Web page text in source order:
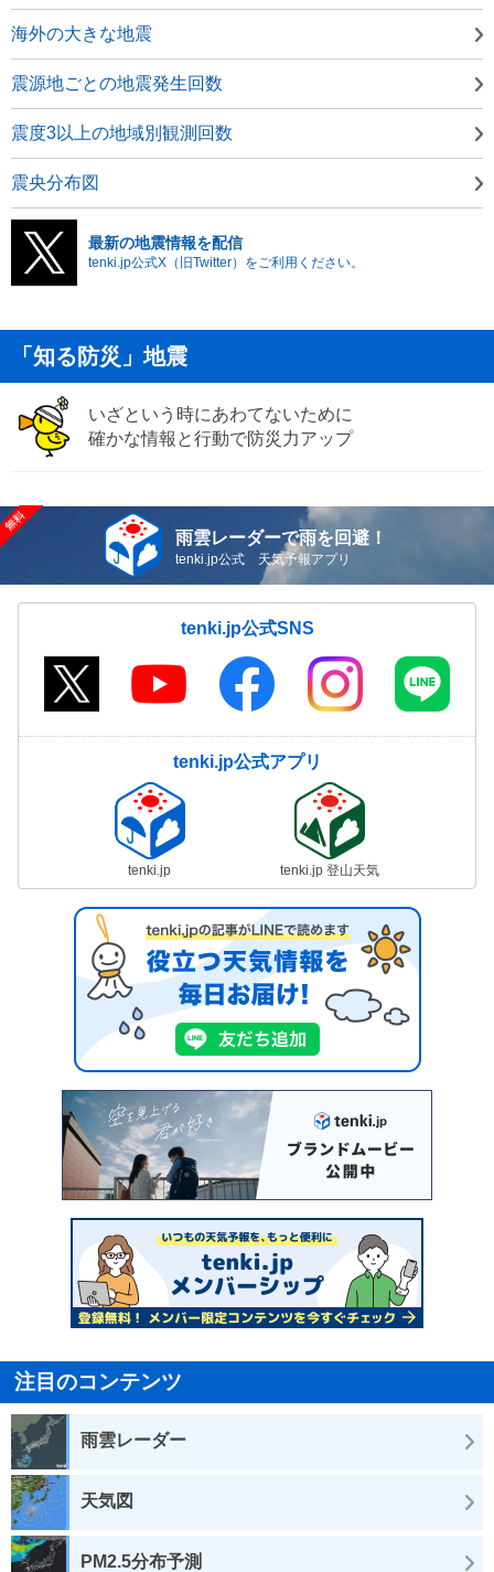
海外の大きな地震
震源地ごとの地震発生回数
震度3以上の地域別観測回数
震央分布図
最新の地震情報を配信
tenki.jp公式X（旧Twitter）をご利用ください。
「知る防災」地震
いざという時にあわてないために
確かな情報と行動で防災力アップ
雨雲レーダーで雨を回避！
tenki.jp公式 天気予報アプリ
tenki.jp公式SNS
tenki.jp公式アプリ
tenki.jp tenki.jp 登山天気
注目のコンテンツ
雨雲レーダー
天気図
PM2.5分布予測